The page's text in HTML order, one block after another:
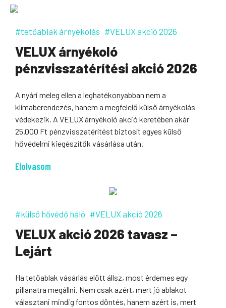
#tetőablak árnyékolás #VELUX akció 2026
VELUX árnyékoló
pénzvisszatérítési akció 2026
A nyári meleg ellen a leghatékonyabban nem a
klímaberendezés, hanem a megfelelő külső árnyékolás
védekezik. A VELUX árnyékoló akció keretében akár
25.000 Ft pénzvisszatérítést biztosít egyes külső
hővédelmi kiegészítők vásárlása után.
Elolvasom
#külső hővédő háló #VELUX akció 2026
VELUX akció 2026 tavasz –
Lejárt
Ha tetőablak vásárlás előtt állsz, most érdemes egy
pillanatra megállni. Nem csak azért, mert jó ablakot
választani mindig fontos döntés, hanem azért is, mert